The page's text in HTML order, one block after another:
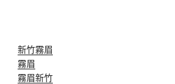
新竹霧眉
霧眉
霧眉新竹